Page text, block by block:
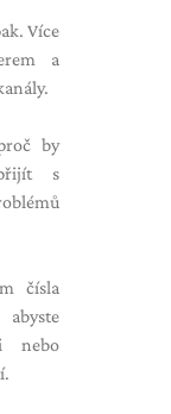
Více
a
by
s
čísla
nebo